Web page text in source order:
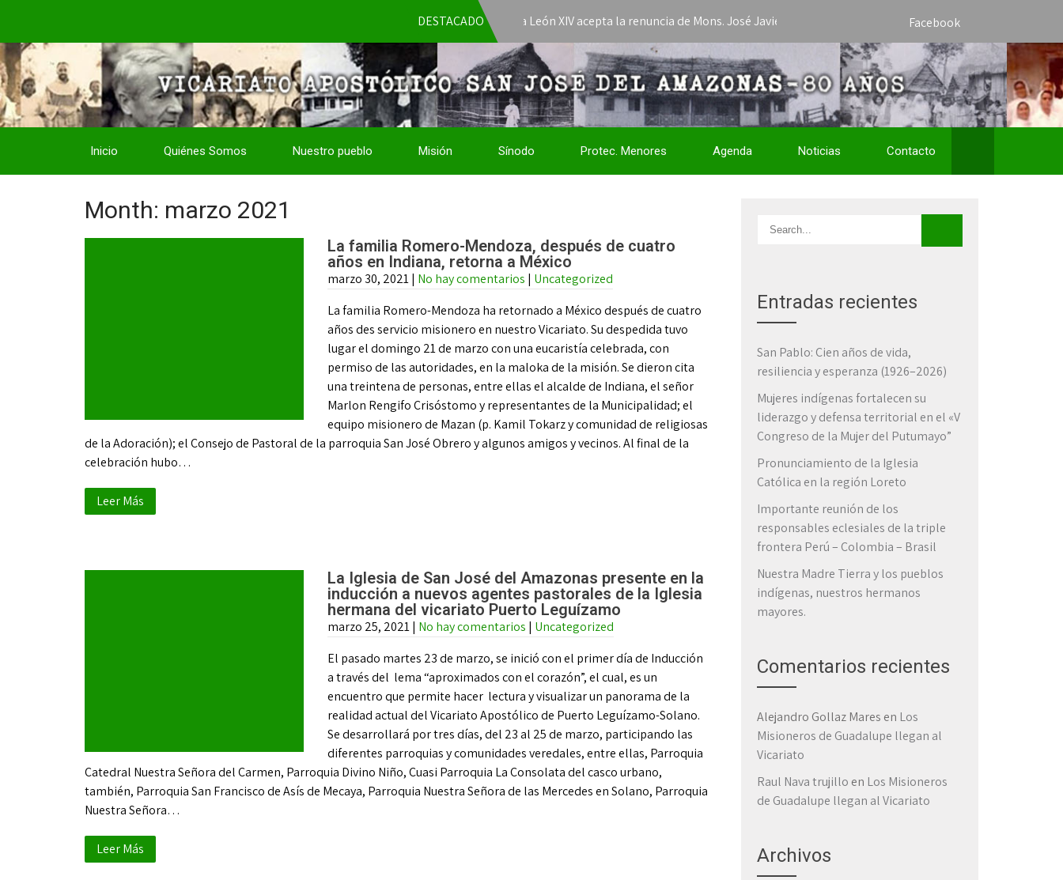
DESTACADO
El Papa León XIV acepta la renuncia de Mons. José Javier Travieso como Vicario Apostólico de San José del
Facebook
Inicio Quiénes Somos Nuestro pueblo Misión Sínodo Protec. Menores Agenda Noticias Contacto
Month: marzo 2021
La familia Romero-Mendoza, después de cuatro
años en Indiana, retorna a México
marzo 30, 2021| No hay comentarios | Uncategorized
La familia Romero-Mendoza ha retornado a México después de cuatro
años des servicio misionero en nuestro Vicariato. Su despedida tuvo
lugar el domingo 21 de marzo con una eucaristía celebrada, con
permiso de las autoridades, en la maloka de la misión. Se dieron cita
una treintena de personas, entre ellas el alcalde de Indiana, el señor
Marlon Rengifo Crisóstomo y representantes de la Municipalidad; el
equipo misionero de Mazan (p. Kamil Tokarz y comunidad de religiosas
de la Adoración); el Consejo de Pastoral de la parroquia San José Obrero y algunos amigos y vecinos. Al final de la
celebración hubo…
Leer Más
La Iglesia de San José del Amazonas presente en la
inducción a nuevos agentes pastorales de la Iglesia
hermana del vicariato Puerto Leguízamo
marzo 25, 2021| No hay comentarios | Uncategorized
El pasado martes 23 de marzo, se inició con el primer día de Inducción
a través del lema “aproximados con el corazón”, el cual, es un
encuentro que permite hacer lectura y visualizar un panorama de la
realidad actual del Vicariato Apostólico de Puerto Leguízamo-Solano.
Se desarrollará por tres días, del 23 al 25 de marzo, participando las
diferentes parroquias y comunidades veredales, entre ellas, Parroquia
Catedral Nuestra Señora del Carmen, Parroquia Divino Niño, Cuasi Parroquia La Consolata del casco urbano,
también, Parroquia San Francisco de Asís de Mecaya, Parroquia Nuestra Señora de las Mercedes en Solano, Parroquia
Nuestra Señora…
Leer Más
Entradas recientes
San Pablo: Cien años de vida,
resiliencia y esperanza (1926–2026)
Mujeres indígenas fortalecen su
liderazgo y defensa territorial en el «V
Congreso de la Mujer del Putumayo”
Pronunciamiento de la Iglesia
Católica en la región Loreto
Importante reunión de los
responsables eclesiales de la triple
frontera Perú – Colombia – Brasil
Nuestra Madre Tierra y los pueblos
indígenas, nuestros hermanos
mayores.
Comentarios recientes
Alejandro Gollaz Mares en Los
Misioneros de Guadalupe llegan al
Vicariato
Raul Nava trujillo en Los Misioneros
de Guadalupe llegan al Vicariato
Archivos